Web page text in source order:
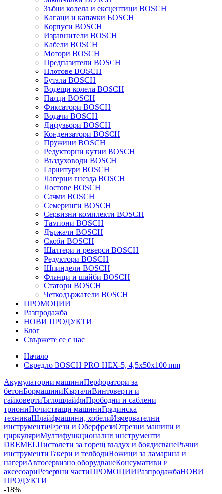
Зъбни колела и ексцентици BOSCH
Капаци и капачки BOSCH
Корпуси BOSCH
Изравнители BOSCH
Кабели BOSCH
Мотори BOSCH
Предпазители BOSCH
Плотове BOSCH
Бутала BOSCH
Водещи колела BOSCH
Палци BOSCH
Фиксатори BOSCH
Водачи BOSCH
Дифузьори BOSCH
Кондензатори BOSCH
Пружини BOSCH
Редукторни кутии BOSCH
Въздуховоди BOSCH
Гарнитури BOSCH
Лагерни гнезда BOSCH
Лостове BOSCH
Сачми BOSCH
Семеринги BOSCH
Сервизни комплекти BOSCH
Тампони BOSCH
Държачи BOSCH
Скоби BOSCH
Шалтери и реверси BOSCH
Редуктори BOSCH
Шпиндели BOSCH
Фланци и шайби BOSCH
Статори BOSCH
Четкодържатели BOSCH
ПРОМОЦИИ
Разпродажба
НОВИ ПРОДУКТИ
Блог
Свържете се с нас
Начало
Свредло BOSCH PRO HEX-5, 4,5x50x100 mm
Акумулаторни машиниПерфоратори за
бетонБормашиниКъртачиВинтоверти и
гайковертиЪглошлайфиПрободни и саблени
триониПочистващи машиниГрадинска
техникаШлайфмашини, хобелиИзмервателни
инструментиФрези и ОберфрезиОтрезни машини и
циркуляриМултифункционални инструменти
DREMELПистолети за горещ въздух и боядисванеРъчни
инструментиТакери и телбодиНожици за ламарина и
нагериАвтосервизно оборудванеКонсумативи и
аксесоариРезервни частиПРОМОЦИИРазпродажбаНОВИ
ПРОДУКТИ
-18%